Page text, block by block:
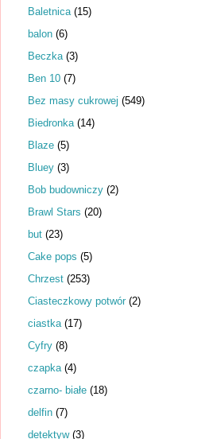
Baletnica (15)
balon (6)
Beczka (3)
Ben 10 (7)
Bez masy cukrowej (549)
Biedronka (14)
Blaze (5)
Bluey (3)
Bob budowniczy (2)
Brawl Stars (20)
but (23)
Cake pops (5)
Chrzest (253)
Ciasteczkowy potwór (2)
ciastka (17)
Cyfry (8)
czapka (4)
czarno- białe (18)
delfin (7)
detektyw (3)